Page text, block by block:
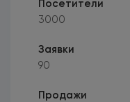
Посетители
3000
Заявки
90
Продажи